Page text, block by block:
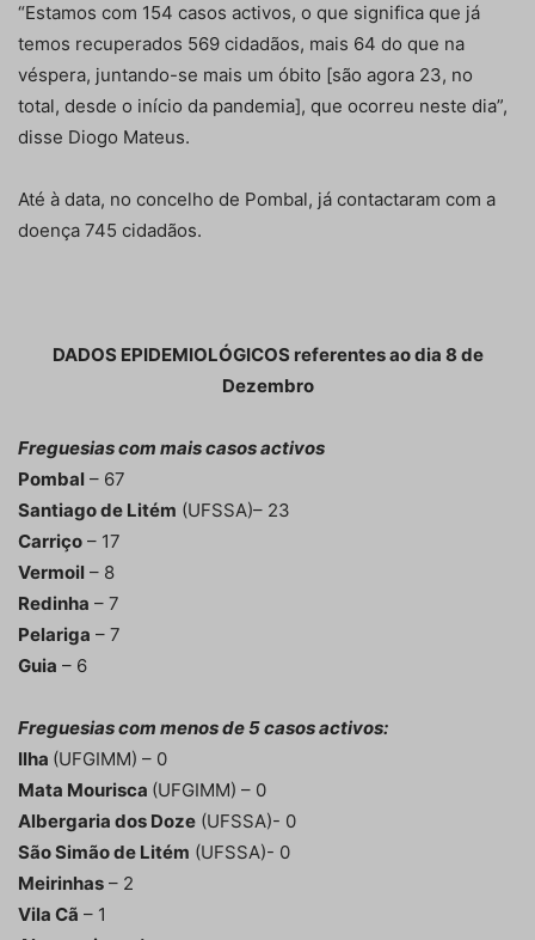
“Estamos com 154 casos activos, o que significa que já
temos recuperados 569 cidadãos, mais 64 do que na
véspera, juntando-se mais um óbito [são agora 23, no
total, desde o início da pandemia], que ocorreu neste dia”,
disse Diogo Mateus.
Até à data, no concelho de Pombal, já contactaram com a
doença 745 cidadãos.
DADOS EPIDEMIOLÓGICOS referentes ao dia 8 de
Dezembro
Freguesias com mais casos activos
Pombal – 67
Santiago de Litém (UFSSA)– 23
Carriço – 17
Vermoil – 8
Redinha – 7
Pelariga – 7
Guia – 6
Freguesias com menos de 5 casos activos:
Ilha (UFGIMM) – 0
Mata Mourisca (UFGIMM) – 0
Albergaria dos Doze (UFSSA)- 0
São Simão de Litém (UFSSA)- 0
Meirinhas – 2
Vila Cã – 1